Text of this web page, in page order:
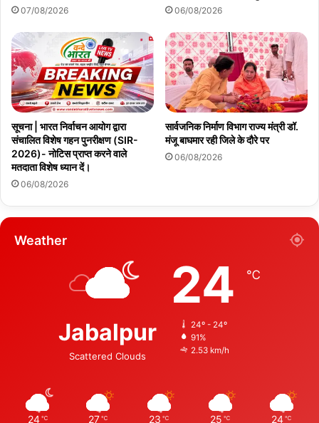
07/08/2026 06/08/2026
सूचना | भारत निर्वाचन आयोग द्वारा
संचालित विशेष गहन पुनरीक्षण (SIR-
2026)- नोटिस प्राप्त करने वाले
मतदाता विशेष ध्यान दें।
06/08/2026
सार्वजनिक निर्माण विभाग राज्य मंत्री डॉ.
मंजू बाघमार रही जिले के दौरे पर
06/08/2026
Weather
Jabalpur
Scattered Clouds
24 ℃
24º - 24º
91%
2.53 km/h
24 ℃ 27 ℃ 23 ℃ 25 ℃ 24 ℃